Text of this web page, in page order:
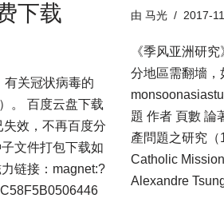
下载
关冠状病毒的
。 百度云盘下载
效，不再百度分
文件打包下载如
链接：magnet:?
由 马光 2017-
《季风亚洲研
分地區需翻墻
題 作者 頁數
產問題之研究
Catholic
Alexandre